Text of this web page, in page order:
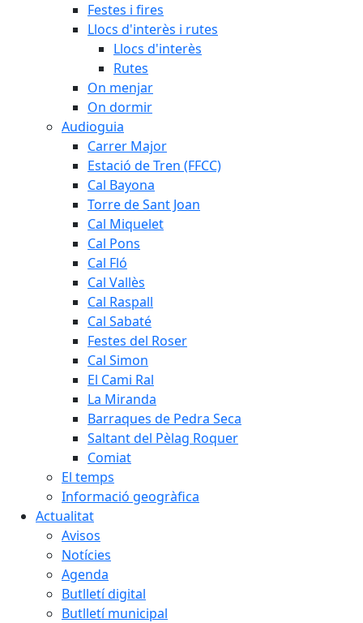
Festes i fires
Llocs d'interès i rutes
Llocs d'interès
Rutes
On menjar
On dormir
Audioguia
Carrer Major
Estació de Tren (FFCC)
Cal Bayona
Torre de Sant Joan
Cal Miquelet
Cal Pons
Cal Fló
Cal Vallès
Cal Raspall
Cal Sabaté
Festes del Roser
Cal Simon
El Cami Ral
La Miranda
Barraques de Pedra Seca
Saltant del Pèlag Roquer
Comiat
El temps
Informació geogràfica
Actualitat
Avisos
Notícies
Agenda
Butlletí digital
Butlletí municipal